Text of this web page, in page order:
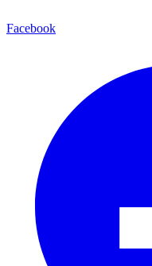
Facebook